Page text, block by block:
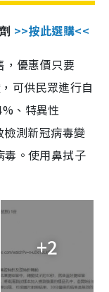
>>按此選購<<
，優惠價只要
可供民眾進行自
、特異性
測新冠病毒變
。使用鼻拭子
+2